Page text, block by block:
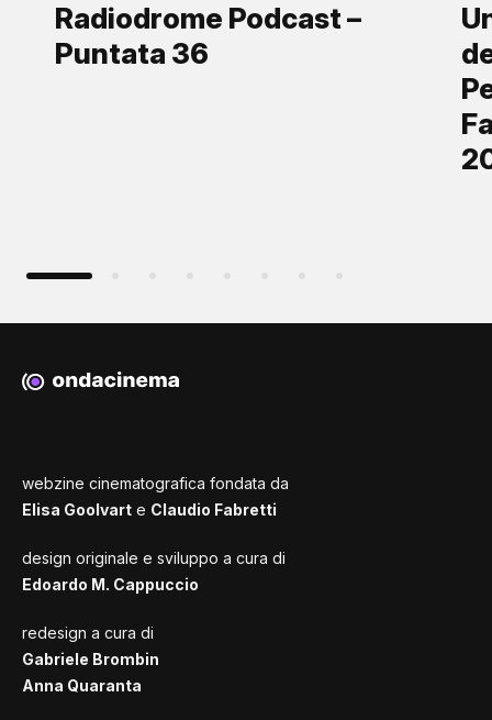
Radiodrome Podcast –
Puntata 36
webzine cinematografica fondata da
Elisa Goolvart e Claudio Fabretti
design originale e sviluppo a cura di
Edoardo M. Cappuccio
redesign a cura di
Gabriele Brombin
Anna Quaranta